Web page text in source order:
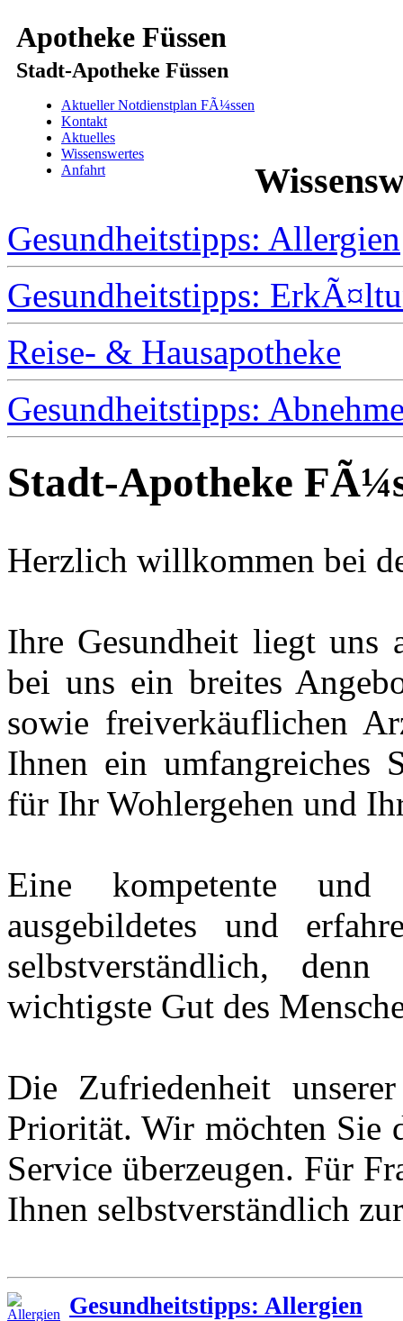
Apotheke Füssen
Stadt-Apotheke Füssen
Aktueller Notdienstplan FÃ¼ssen
Kontakt
Aktuelles
Wissenswertes
Anfahrt
Gesundheitstipps: Allergien
Gesundheitstipps:
Reise- & Hausapotheke
Gesundheitstipps:
Stadt-Apotheke
Herzlich willkommen bei
Ihre Gesundheit liegt uns
bei uns ein breites
sowie freiverkäuflichen
Ihnen ein umfangreiches
für Ihr Wohlergehen und
Eine kompetente und
ausgebildetes und
selbstverständlich,
wichtigste Gut des
Die Zufriedenheit
Priorität. Wir möchten Sie
Service überzeugen. Für
Ihnen selbstverständlich
Gesundheitstipps: Allergien